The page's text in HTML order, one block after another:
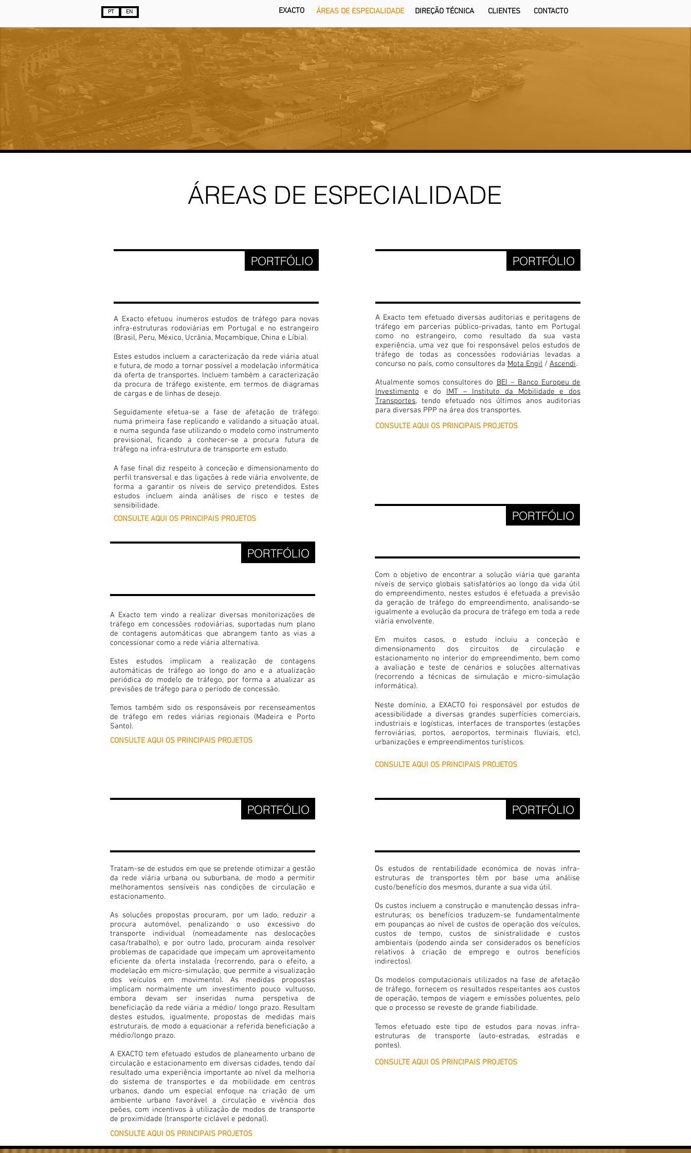
A Exacto efetuou inumeros estudos de tráfego para novas
infra-estruturas rodoviárias em Portugal e no estrangeiro
(Brasil, Peru, México, Ucrânia, Moçambique, China e Líbia).
Estes estudos incluem a caracterização da rede viária atual
e futura, de modo a tornar possível a modelação informática
da oferta de transportes. Incluem também a caracterização
da procura de tráfego existente, em termos de diagramas
de cargas e de linhas de desejo.
Seguidamente efetua-se a fase de afetação de tráfego:
numa primeira fase replicando e validando a situação atual,
e numa segunda fase utilizando o modelo como instrumento
previsional, ficando a conhecer-se a procura futura de
tráfego na infra-estrutura de transporte em estudo.
A fase final diz respeito à conceção e dimensionamento do
perfil transversal e das ligações à rede viária envolvente, de
forma a garantir os níveis de serviço pretendidos. Estes
estudos incluem ainda análises de risco e testes de
sensibilidade.
A Exacto tem efetuado diversas auditorias e peritagens de
tráfego em parcerias público-privadas, tanto em Portugal
como no estrangeiro, como resultado da sua vasta
experiência, uma vez que foi responsável pelos estudos de
tráfego de todas as concessões rodoviárias levadas a
concurso no país, como consultores da Mota Engil / Ascendi.
Atualmente somos consultores do BEI – Banco Europeu de
Investimento e do IMT – Instituto da Mobilidade e dos
Transportes, tendo efetuado nos últimos anos auditorias
para diversas PPP na área dos transportes.
A Exacto tem vindo a realizar diversas monitorizações de
tráfego em concessões rodoviárias, suportadas num plano
de contagens automáticas que abrangem tanto as vias a
concessionar como a rede viária alternativa.
Estes estudos implicam a realização de contagens
automáticas de tráfego ao longo do ano e a atualização
periódica do modelo de tráfego, por forma a atualizar as
previsões de tráfego para o período de concessão.
Temos também sido os responsáveis por recenseamentos
de tráfego em redes viárias regionais (Madeira e Porto
Santo).
Com o objetivo de encontrar a solução viária que garanta
níveis de serviço globais satisfatórios ao longo da vida útil
do empreendimento, nestes estudos é efetuada a previsão
da geração de tráfego do empreendimento, analisando-se
igualmente a evolução da procura de tráfego em toda a rede
viária envolvente.
Em muitos casos, o estudo incluiu a conceção e
dimensionamento dos circuitos de circulação e
estacionamento no interior do empreendimento, bem como
a avaliação e teste de cenários e soluções alternativas
(recorrendo a técnicas de simulação e micro-simulação
informática).
Neste domínio, a EXACTO foi responsável por estudos de
acessibilidade a diversas grandes superfícies comerciais,
industriais e logísticas, interfaces de transportes (estações
ferroviárias, portos, aeroportos, terminais fluviais, etc),
urbanizações e empreendimentos turísticos.
Tratam-se de estudos em que se pretende otimizar a gestão
da rede viária urbana ou suburbana, de modo a permitir
melhoramentos sensíveis nas condições de circulação e
estacionamento.
As soluções propostas procuram, por um lado, reduzir a
procura automóvel, penalizando o uso excessivo do
transporte individual (nomeadamente nas deslocações
casa/trabalho), e por outro lado, procuram ainda resolver
problemas de capacidade que impeçam um aproveitamento
eficiente da oferta instalada (recorrendo, para o efeito, a
modelação em micro-simulação, que permite a visualização
dos veículos em movimento). As medidas propostas
implicam normalmente um investimento pouco vultuoso,
embora devam ser inseridas numa perspetiva de
beneficiação da rede viária a médio/ longo prazo. Resultam
destes estudos, igualmente, propostas de medidas mais
estruturais, de modo a equacionar a referida beneficiação a
médio/longo prazo.
A EXACTO tem efetuado estudos de planeamento urbano de
circulação e estacionamento em diversas cidades, tendo daí
resultado uma experiência importante ao nível da melhoria
do sistema de transportes e da mobilidade em centros
urbanos, dando um especial enfoque na criação de um
ambiente urbano favorável a circulação e vivência dos
peões, com incentivos à utilização de modos de transporte
de proximidade (transporte ciclável e pedonal).
Os estudos de rentabilidade económica de novas infra-
estruturas de transportes têm por base uma análise
custo/benefício dos mesmos, durante a sua vida útil.
Os custos incluem a construção e manutenção dessas infra-
estruturas; os benefícios traduzem-se fundamentalmente
em poupanças ao nível de custos de operação dos veículos,
custos de tempo, custos de sinistralidade e custos
ambientais (podendo ainda ser considerados os benefícios
relativos à criação de emprego e outros benefícios
indirectos).
Os modelos computacionais utilizados na fase de afetação
de tráfego, fornecem os resultados respeitantes aos custos
de operação, tempos de viagem e emissões poluentes, pelo
que o processo se reveste de grande fiabilidade.
Temos efetuado este tipo de estudos para novas infra-
estruturas de transporte (auto-estradas, estradas e
pontes).
ÁREAS DE ESPECIALIDADE
PT EN EXACTO ÁREAS DE ESPECIALIDADE DIREÇÃO TÉCNICA CLIENTES CONTACTO
PORTFÓLIO
PORTFÓLIO
PORTFÓLIO
PORTFÓLIO
PORTFÓLIO PORTFÓLIO
CONSULTE AQUI OS PRINCIPAIS PROJETOS
CONSULTE AQUI OS PRINCIPAIS PROJETOS
CONSULTE AQUI OS PRINCIPAIS PROJETOS
CONSULTE AQUI OS PRINCIPAIS PROJETOS
CONSULTE AQUI OS PRINCIPAIS PROJETOS
CONSULTE AQUI OS PRINCIPAIS PROJETOS